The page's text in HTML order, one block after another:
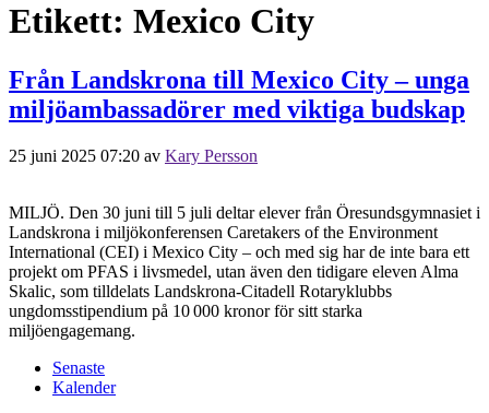
Etikett: Mexico City
Från Landskrona till Mexico City – unga
miljöambassadörer med viktiga budskap
25 juni 2025 07:20 av Kary Persson
MILJÖ. Den 30 juni till 5 juli deltar elever från Öresundsgymnasiet i
Landskrona i miljökonferensen Caretakers of the Environment
International (CEI) i Mexico City – och med sig har de inte bara ett
projekt om PFAS i livsmedel, utan även den tidigare eleven Alma
Skalic, som tilldelats Landskrona-Citadell Rotaryklubbs
ungdomsstipendium på 10 000 kronor för sitt starka
miljöengagemang.
Senaste
Kalender